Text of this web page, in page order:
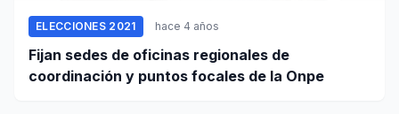
ELECCIONES 2021 hace 4 años
Fijan sedes de oficinas regionales de
coordinación y puntos focales de la Onpe